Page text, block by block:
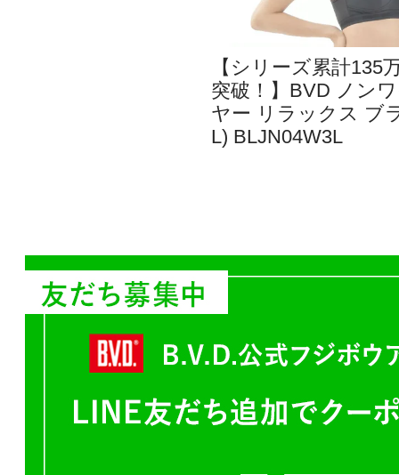
【シリーズ累計135
突破！】BVD ノン
ヤー リラックス ブ
L) BLJN04W3L